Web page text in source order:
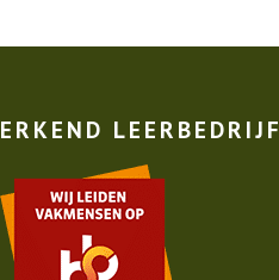
ERKEND LEERBEDRIJF